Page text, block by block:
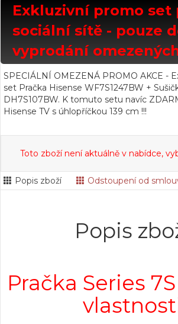
Exkluzivní promo set
sociální sítě - pouze
vyprodání
SPECIÁLNÍ OMEZENÁ PROMO AKCE -
set Pračka Hisense WF7S1247BW +
DH7S107BW. K tomuto setu navíc
Hisense TV s úhlopříčkou 139 cm !!!
Toto zboží není aktuálně v nabídce,
Popis zboží Odstoupení od
Popis
Pračka Series